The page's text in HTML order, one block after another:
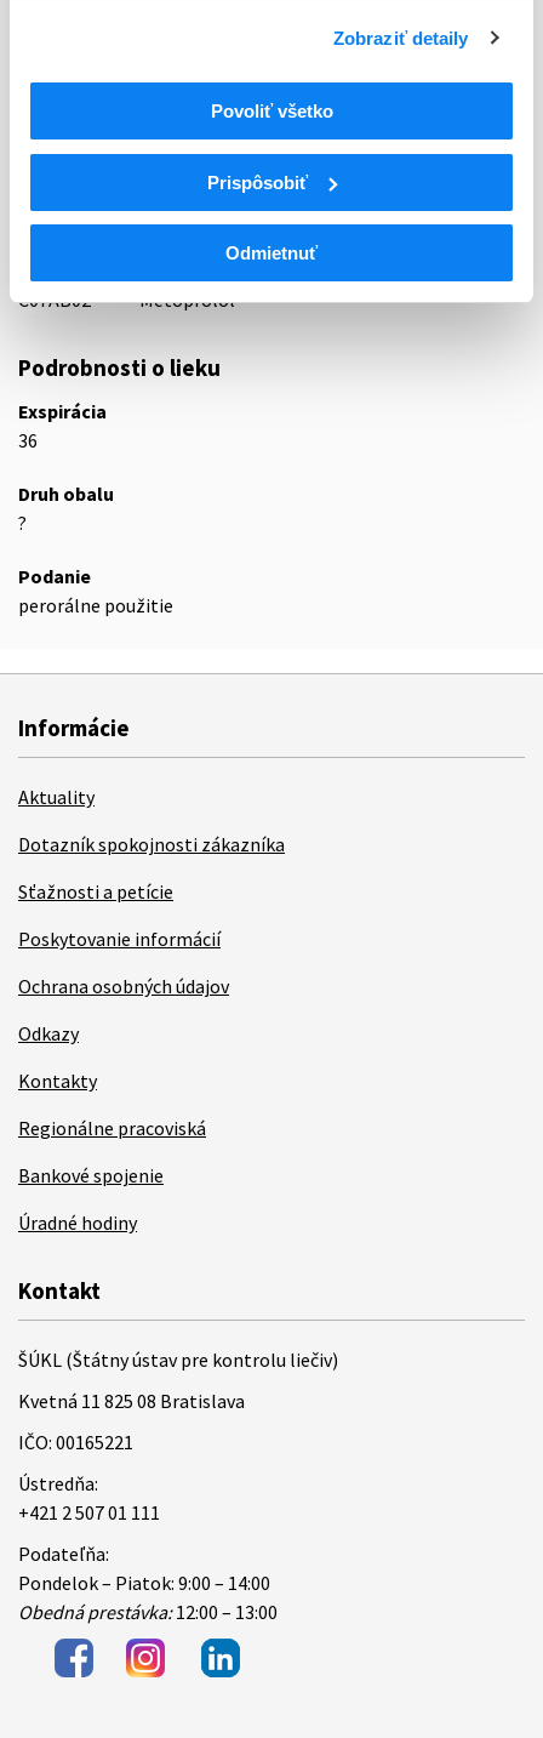
Zobraziť detaily
Povoliť všetko
Prispôsobiť
Odmietnuť
Indikačná skupina
ATC
KARDIOVASKULÁRNY SYSTÉM
C07
BETABLOKÁTORY
BETABLOKÁTORY
C07AB02
Metoprolol
Podrobnosti o lieku
Exspirácia
36
Druh obalu
?
Podanie
perorálne použitie
Informácie
Aktuality
Dotazník spokojnosti zákazníka
Sťažnosti a petície
Poskytovanie informácií
Ochrana osobných údajov
Odkazy
Kontakty
Regionálne pracoviská
Bankové spojenie
Úradné hodiny
Kontakt
ŠÚKL (Štátny ústav pre kontrolu liečiv)
Kvetná 11 825 08 Bratislava
IČO: 00165221
Ústredňa:
+421 2 507 01 111
Podateľňa:
Pondelok – Piatok: 9:00 – 14:00
Obedná prestávka:12:00 – 13:00